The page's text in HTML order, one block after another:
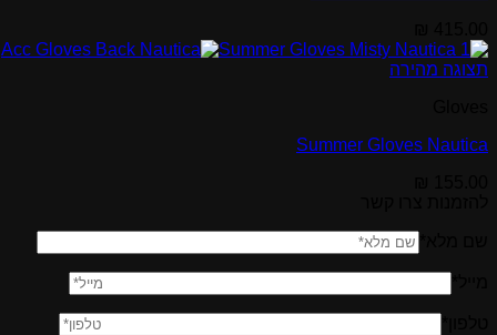
תצוגה מהירה
Summer Gloves Nautica